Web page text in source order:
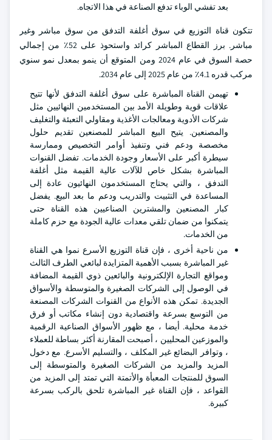
بعد تفشي الوباء تدفع الصناعة في هذا الاتجاه.
تتكون قناة التوزيع في سوق أغلفة التدفق من سوق مباشر وغير
مباشر. برز القطاع المباشر كرائد واستحوذ على 52٪ من إجمالي
حصة السوق في عام 2024 ومن المتوقع أن ينمو بمعدل نمو سنوي
مركب قدره 4.1٪ من عام 2025 إلى عام 2034.
تهيمن القناة المباشرة على سوق أغلفة التدفق لأنها تتيح
علاقات قوية وطويلة الأمد بين المستخدمين النهائيين مثل
شركات الأدوية ومعالجات الأغذية ومقاولي التعبئة والتغليف
والمصنعين. يتيح البيع المباشر للمصنعين تقديم حلول
مخصصة ودعم فني وتنفيذ أوامر التخصيص وممارسة
سيطرة أكبر على الأسعار وجودة الخدمات. تفضل القنوات
المباشرة بشكل خاص للآلات عالية القيمة مثل أغلفة
التدفق ، والتي يحتاج المستخدمون النهائيون عادة إلى
المساعدة في التثبيت والتدريب ودعم ما بعد البيع. يفضل
كبار المصنعين والمشترين الصناعيين هذه القناة حتى
يتمكنوا من ضمان تلقي معدات عالية الجودة مع حزم كاملة
من الخدمات.
من ناحية أخرى ، فإن قناة التوزيع الأسرع نموا هي القناة
غير المباشرة بسبب الأهمية المتزايدة لبائعي الطرف الثالث
ومواقع التجارة الإلكترونية والبائعين ذوي القيمة المضافة
في الوصول إلى الشركات الصغيرة والمتوسطة والأسواق
الجديدة. تمكن هذه الأنواع من القنوات الشركات المصنعة
من التوسع بسرعة واقتصادية دون إنشاء مكاتب أو فرق
خدمة محلية. أيضا ، مع ظهور الأسواق الصناعية الرقمية
والموزعين المحليين ، أصبحت المقارنة أكثر بساطة للعملاء
، وتوافر البضائع غير المكلف ، والتسليم الأسرع. مع دخول
المزيد والمزيد من الشركات الصغيرة والمتوسطة إلى
السوق للمنتجات المعبأة والأتمتة التي تمتد إلى المزيد من
القواعد ، فإن القناة غير المباشرة تلحق بالركب بسرعة
كبيرة.